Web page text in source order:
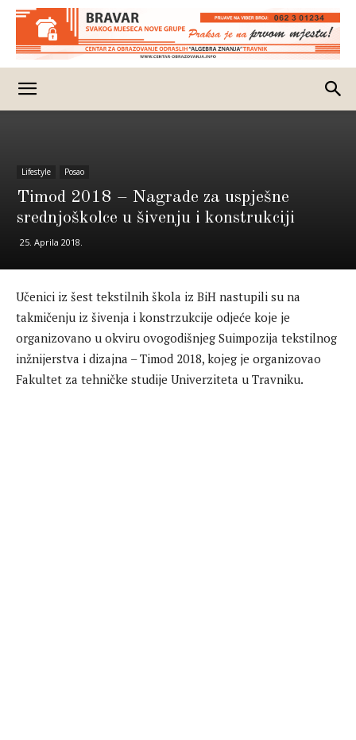
Lifestyle Posao
Timod 2018 – Nagrade za uspješne
srednjoškolce u šivenju i konstrukciji
25. Aprila 2018.
Učenici iz šest tekstilnih škola iz BiH nastupili su na
takmičenju iz šivenja i konstrzukcije odjeće koje je
organizovano u okviru ovogodišnjeg Suimpozija tekstilnog
inžnijerstva i dizajna – Timod 2018, kojeg je organizovao
Fakultet za tehničke studije Univerziteta u Travniku.